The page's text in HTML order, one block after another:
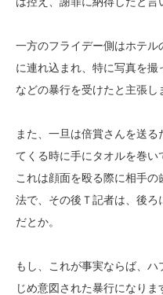
一方のフライデー側はホテ
に連れ込まれ、特に写真を
などの暴行を受けたと主張し
また、一旦は倍賞さんを送
てくる時に手にタオルを巻い
これは顔面を殴る際に相手
法で、その後Ｔ記者は、後
だとか。
もし、これが事実ならば、
じめ意図された暴行になりま